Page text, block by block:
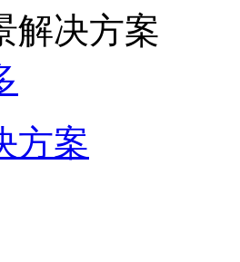
解决方案
方案